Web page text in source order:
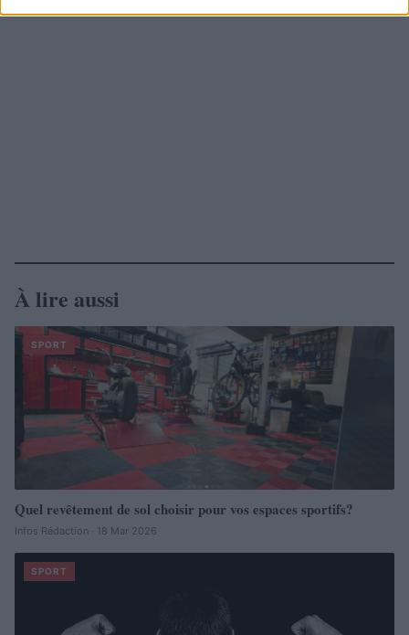
À lire aussi
SPORT
Quel revêtement de sol choisir pour vos espaces sportifs?
Infos Rédaction · 18 Mar 2026
SPORT